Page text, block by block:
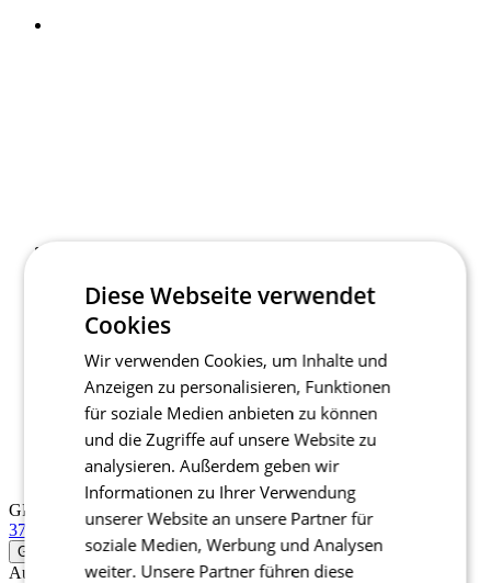
40-42 43-45 46-48
Auf Lager > 5 Stückfür den Versand innerhalb eines Tag
12,90 €
In den Warenkorb legen
Diese Webseite verwendet
Cookies
Wir verwenden Cookies, um Inhalte und
Anzeigen zu personalisieren, Funktionen
für soziale Medien anbieten zu können
und die Zugriffe auf unsere Website zu
analysieren. Außerdem geben wir
Informationen zu Ihrer Verwendung
unserer Website an unsere Partner für
soziale Medien, Werbung und Analysen
weiter. Unsere Partner führen diese